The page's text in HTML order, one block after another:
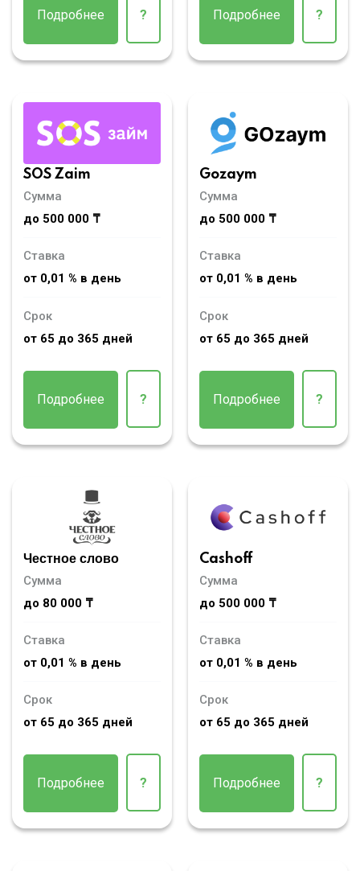
Подробнее ? Подробнее ?
SOS Zaim
Сумма
до 500 000 ₸
Ставка
от 0,01 % в день
Срок
от 65 до 365 дней
Подробнее ?
Gozaym
Сумма
до 500 000 ₸
Ставка
от 0,01 % в день
Срок
от 65 до 365 дней
Подробнее ?
Честное слово
Сумма
до 80 000 ₸
Ставка
от 0,01 % в день
Срок
от 65 до 365 дней
Подробнее ?
Cashoff
Сумма
до 500 000 ₸
Ставка
от 0,01 % в день
Срок
от 65 до 365 дней
Подробнее ?